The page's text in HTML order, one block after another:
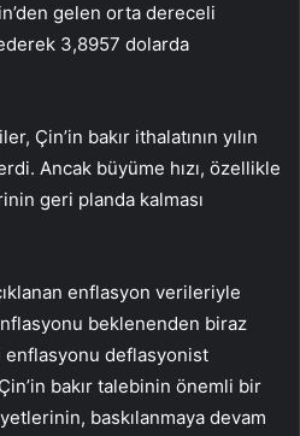
gelen orta dereceli
3,8957 dolarda
Çin’in bakır ithalatının yılın
Ancak büyüme hızı, özellikle
geri planda kalması
enflasyon verileriyle
beklenenden biraz
enflasyonu deflasyonist
bakır talebinin önemli bir
baskılanmaya devam